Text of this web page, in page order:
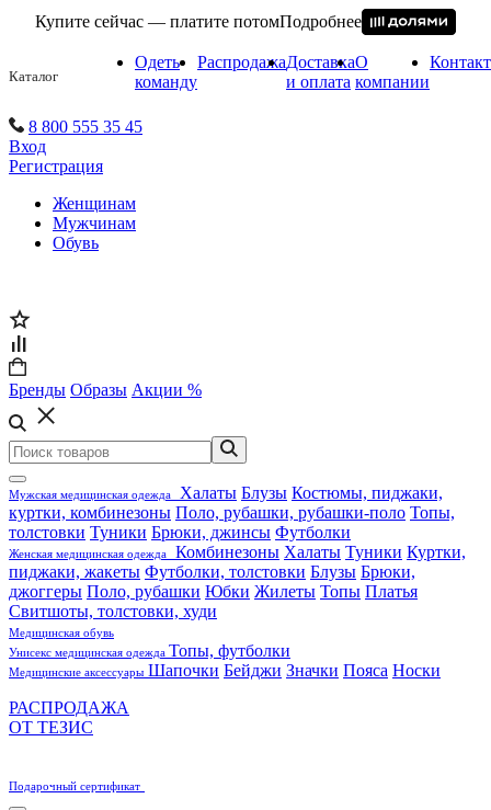
Купите сейчас — платите потомПодробнее
Каталог
Одеть
команду
РаспродажаДоставка
и оплата
О
компании
8 800 555 35 45
Вход
Регистрация
Женщинам
Мужчинам
Обувь
Бренды Образы Акции %
Мужская медицинская одежда Халаты Блузы Костюмы, пиджаки,
куртки, комбинезоны Поло, рубашки, рубашки-поло Топы,
толстовки Туники Брюки, джинсы Футболки
Женская медицинская одежда Комбинезоны Халаты Туники Куртки,
пиджаки, жакеты Футболки, толстовки Блузы Брюки,
джоггеры Поло, рубашки Юбки Жилеты Топы Платья
Свитшоты, толстовки, худи
Медицинская обувь
Унисекс медицинская одежда Топы, футболки
Медицинские аксессуары Шапочки Бейджи Значки Пояса Носки
РАСПРОДАЖА
ОТ ТЕЗИС
Подарочный сертификат